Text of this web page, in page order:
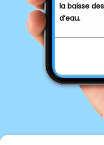
la baisse
d’eau.
🚖Le lavage
domicile,
Le